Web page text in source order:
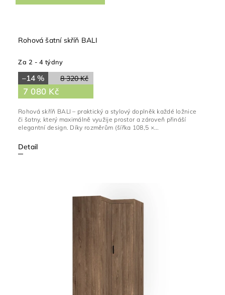
Rohová šatní skříň BALI
Za 2 - 4 týdny
8 320 Kč
–14 %
7 080 Kč
Detail
Rohová skříň BALI – praktický a stylový doplněk každé ložnice
či šatny, který maximálně využije prostor a zároveň přináší
elegantní design. Díky rozměrům (šířka 108,5 ×...